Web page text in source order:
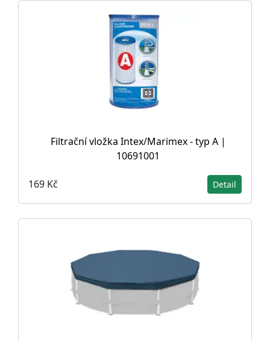
Filtrační vložka Intex/Marimex - typ A |
10691001
169 Kč Detail